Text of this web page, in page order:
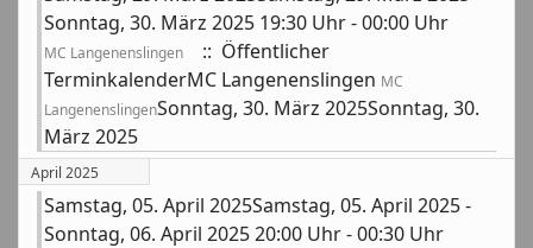
Sonntag, 30. März 2025 19:30 Uhr - 00:00 Uhr
MC Langenenslingen
:: Öffentlicher
TerminkalenderMC Langenenslingen MC
LangenenslingenSonntag, 30. März 2025Sonntag, 30.
März 2025
April 2025
Samstag, 05. April 2025Samstag, 05. April 2025 -
Sonntag, 06. April 2025 20:00 Uhr - 00:30 Uhr